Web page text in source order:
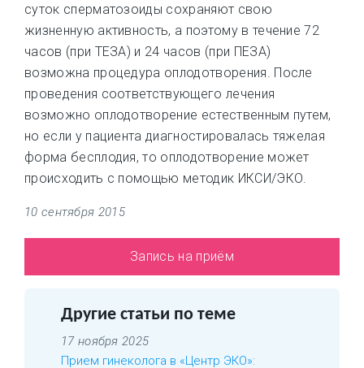
суток сперматозоиды сохраняют свою
жизненную активность, а поэтому в течение 72
часов (при ТЕЗА) и 24 часов (при ПЕЗА)
возможна процедура оплодотворения. После
проведения соответствующего лечения
возможно оплодотворение естественным путем,
но если у пациента диагностировалась тяжелая
форма бесплодия, то оплодотворение может
происходить с помощью методик ИКСИ/ЭКО.
10 сентября 2015
Запись на приём
Другие статьи по теме
17 ноября 2025
Прием гинеколога в «Центр ЭКО»: